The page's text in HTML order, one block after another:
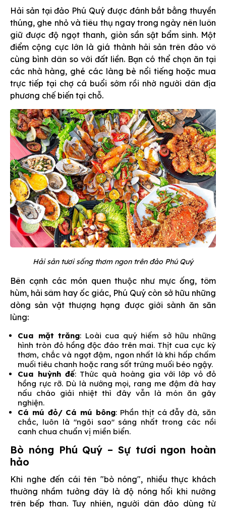
Hải sản tại đảo Phú Quý được đánh bắt bằng thuyền
thúng, ghe nhỏ và tiêu thụ ngay trong ngày nên luôn
giữ được độ ngọt thanh, giòn sần sật bẩm sinh. Một
điểm cộng cực lớn là giá thành hải sản trên đảo vô
cùng bình dân so với đất liền. Bạn có thể chọn ăn tại
các nhà hàng, ghé các làng bè nổi tiếng hoặc mua
trực tiếp tại chợ cá buổi sớm rồi nhờ người dân địa
phương chế biến tại chỗ.
Hải sản tươi sống thơm ngon trên đảo Phú Quý
Bên cạnh các món quen thuộc như mực ống, tôm
hùm, hải sâm hay ốc giác, Phú Quý còn sở hữu những
dòng sản vật thượng hạng được giới sành ăn săn
lùng:
Cua mặt trăng: Loài cua quý hiếm sở hữu những
hình tròn đỏ hồng độc đáo trên mai. Thịt cua cực kỳ
thơm, chắc và ngọt đậm, ngon nhất là khi hấp chấm
muối tiêu chanh hoặc rang sốt trứng muối béo ngậy.
Cua huỳnh đế: Thức quà hoàng gia với lớp vỏ đỏ
hồng rực rỡ. Dù là nướng mọi, rang me đậm đà hay
nấu cháo giải nhiệt thì đây vẫn là món ăn gây
nghiện.
Cá mú đỏ/ Cá mú bông: Phần thịt cá đẫy đà, săn
chắc, luôn là "ngôi sao" sáng nhất trong các nồi
canh chua chuẩn vị miền biển.
Bò nóng Phú Quý – Sự tươi ngon hoàn
hảo
Khi nghe đến cái tên "bò nóng", nhiều thực khách
thường nhầm tưởng đây là độ nóng hổi khi nướng
trên bếp than. Tuy nhiên, người dân đảo dùng từ